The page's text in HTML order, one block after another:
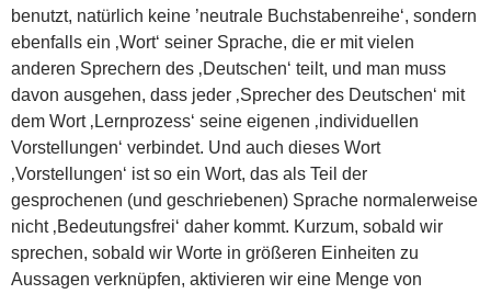
benutzt, natürlich keine ’neutrale Buchstabenreihe‘, sondern
ebenfalls ein ‚Wort‘ seiner Sprache, die er mit vielen
anderen Sprechern des ‚Deutschen‘ teilt, und man muss
davon ausgehen, dass jeder ‚Sprecher des Deutschen‘ mit
dem Wort ‚Lernprozess‘ seine eigenen ‚individuellen
Vorstellungen‘ verbindet. Und auch dieses Wort
‚Vorstellungen‘ ist so ein Wort, das als Teil der
gesprochenen (und geschriebenen) Sprache normalerweise
nicht ‚Bedeutungsfrei‘ daher kommt. Kurzum, sobald wir
sprechen, sobald wir Worte in größeren Einheiten zu
Aussagen verknüpfen, aktivieren wir eine Menge von